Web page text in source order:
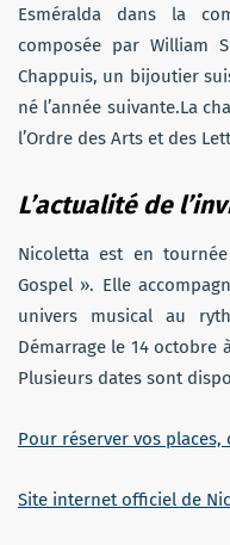
Esméralda dans la
composée par William
Chappuis, un bijoutier
né l’année suivante.La
l’Ordre des Arts et des
L’actualité de
Nicoletta est en
Gospel ». Elle
univers musical au
Démarrage le 14 octobre
Plusieurs dates sont
Pour réserver vos places,
Site internet officiel de